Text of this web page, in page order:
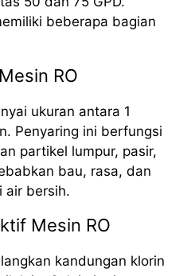
beberapa bagian
RO
ukuran antara 1
Penyaring ini berfungsi
partikel lumpur, pasir,
bau, rasa, dan
air bersih.
Mesin RO
kandungan klorin